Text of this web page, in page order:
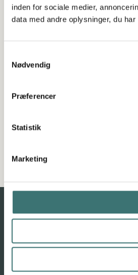
inden for sociale medier,
data med andre oplysninger, du
Nødvendig
Præferencer
Statistik
Marketing
Et eksklusivt boligprojekt med
søerne.